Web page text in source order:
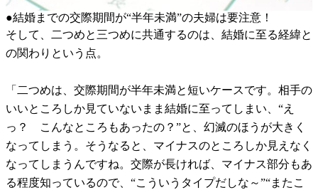
●結婚までの交際期間が“半年未満”の夫婦は要注意！
そして、二つめと三つめに共通するのは、結婚に至る経緯と
の関わりという点。
「二つめは、交際期間が半年未満と短いケースです。相手の
いいところしか見ていないまま結婚に至ってしまい、“え
っ？ こんなところもあったの？”と、幻滅のほうが大きく
なってしまう。そうなると、マイナスのところしか見えなく
なってしまうんですね。交際が長ければ、マイナス部分もあ
る程度知っているので、“こういうタイプだしな～”“またこ